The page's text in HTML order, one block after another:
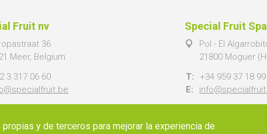
y de terceros para mejorar la experiencia de
Fruit nv
36
Meer, Belgium
3 317 06 60
Special Fruit
Pol - El
21800 Moguer
T:
+34 959 37 18 99
E: